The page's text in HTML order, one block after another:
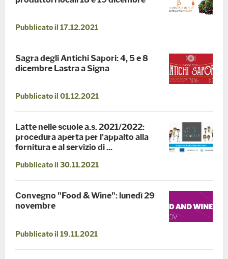
Pubblicato il 17.12.2021
Sagra degli Antichi Sapori: 4, 5 e 8
dicembre Lastra a Signa
Pubblicato il 01.12.2021
Latte nelle scuole a.s. 2021/2022:
procedura aperta per l'appalto alla
fornitura e al servizio di ...
Pubblicato il 30.11.2021
Convegno "Food & Wine": lunedì 29
novembre
Pubblicato il 19.11.2021